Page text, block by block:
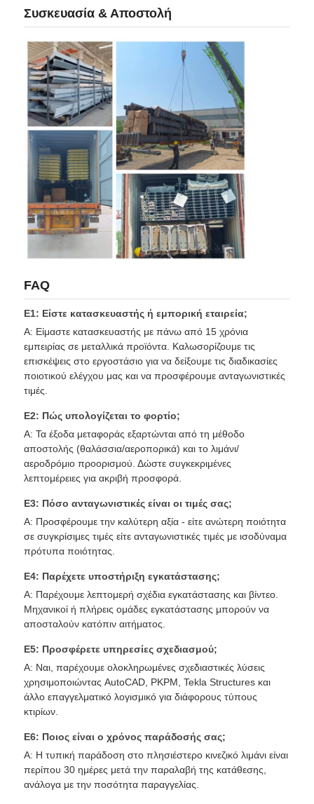
Συσκευασία & Αποστολή
FAQ
Ε1: Είστε κατασκευαστής ή εμπορική εταιρεία;
Α: Είμαστε κατασκευαστής με πάνω από 15 χρόνια
εμπειρίας σε μεταλλικά προϊόντα. Καλωσορίζουμε τις
επισκέψεις στο εργοστάσιο για να δείξουμε τις διαδικασίες
ποιοτικού ελέγχου μας και να προσφέρουμε ανταγωνιστικές
τιμές.
Ε2: Πώς υπολογίζεται το φορτίο;
Α: Τα έξοδα μεταφοράς εξαρτώνται από τη μέθοδο
αποστολής (θαλάσσια/αεροπορικά) και το λιμάνι/
αεροδρόμιο προορισμού. Δώστε συγκεκριμένες
λεπτομέρειες για ακριβή προσφορά.
Ε3: Πόσο ανταγωνιστικές είναι οι τιμές σας;
Α: Προσφέρουμε την καλύτερη αξία - είτε ανώτερη ποιότητα
σε συγκρίσιμες τιμές είτε ανταγωνιστικές τιμές με ισοδύναμα
πρότυπα ποιότητας.
Ε4: Παρέχετε υποστήριξη εγκατάστασης;
Α: Παρέχουμε λεπτομερή σχέδια εγκατάστασης και βίντεο.
Μηχανικοί ή πλήρεις ομάδες εγκατάστασης μπορούν να
αποσταλούν κατόπιν αιτήματος.
Ε5: Προσφέρετε υπηρεσίες σχεδιασμού;
Α: Ναι, παρέχουμε ολοκληρωμένες σχεδιαστικές λύσεις
χρησιμοποιώντας AutoCAD, PKPM, Tekla Structures και
άλλο επαγγελματικό λογισμικό για διάφορους τύπους
κτιρίων.
Ε6: Ποιος είναι ο χρόνος παράδοσής σας;
Α: Η τυπική παράδοση στο πλησιέστερο κινεζικό λιμάνι είναι
περίπου 30 ημέρες μετά την παραλαβή της κατάθεσης,
ανάλογα με την ποσότητα παραγγελίας.